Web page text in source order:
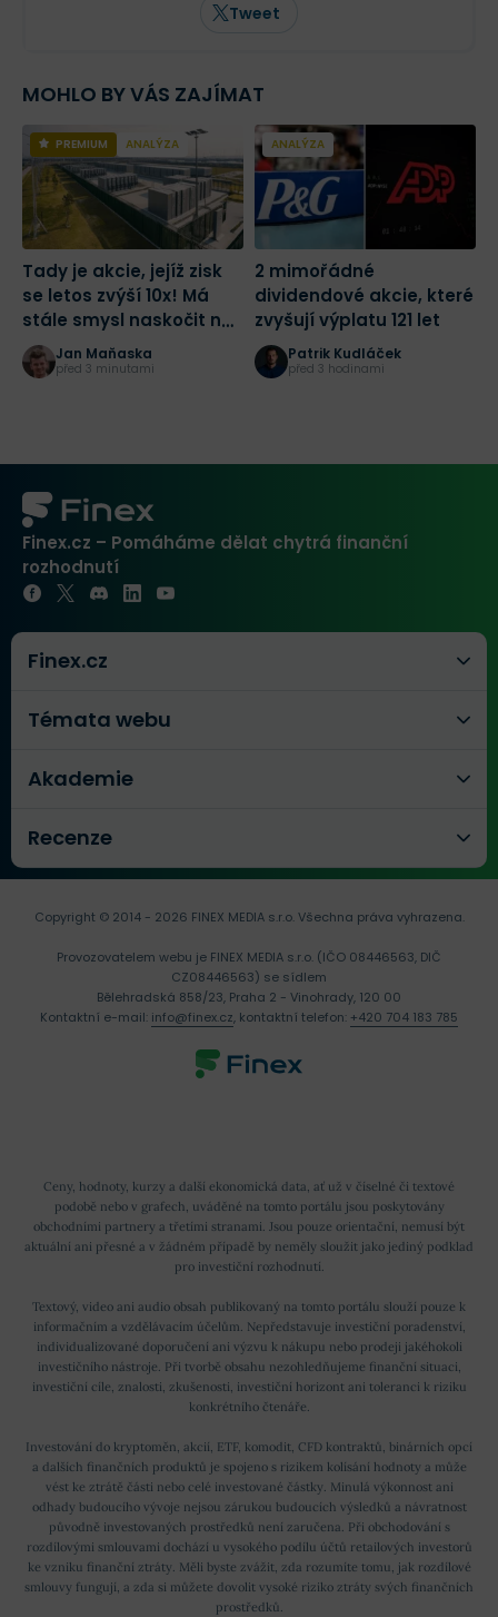
Tweet
MOHLO BY VÁS ZAJÍMAT
PREMIUM ANALÝZA
Tady je akcie, jejíž zisk
se letos zvýší 10x! Má
stále smysl naskočit na
jednu z nejlepších sázek
na AI?
Jan Maňaska
před 3 minutami
ANALÝZA
2 mimořádné
dividendové akcie, které
zvyšují výplatu 121 let
Patrik Kudláček
před 3 hodinami
Finex.cz – Pomáháme dělat chytrá finanční
rozhodnutí
Finex.cz
Témata webu
Akademie
Recenze
Ceny, hodnoty, kurzy a další ekonomická data, ať už v číselné či textové
podobě nebo v grafech, uváděné na tomto portálu jsou poskytovány
obchodními partnery a třetími stranami. Jsou pouze orientační, nemusí být
aktuální ani přesné a v žádném případě by neměly sloužit jako jediný podklad
pro investiční rozhodnutí.
Textový, video ani audio obsah publikovaný na tomto portálu slouží pouze k
informačním a vzdělávacím účelům. Nepředstavuje investiční poradenství,
individualizované doporučení ani výzvu k nákupu nebo prodeji jakéhokoli
investičního nástroje. Při tvorbě obsahu nezohledňujeme finanční situaci,
investiční cíle, znalosti, zkušenosti, investiční horizont ani toleranci k riziku
konkrétního čtenáře.
Investování do kryptoměn, akcií, ETF, komodit, CFD kontraktů, binárních opcí
a dalších finančních produktů je spojeno s rizikem kolísání hodnoty a může
vést ke ztrátě části nebo celé investované částky. Minulá výkonnost ani
odhady budoucího vývoje nejsou zárukou budoucích výsledků a návratnost
původně investovaných prostředků není zaručena. Při obchodování s
rozdílovými smlouvami dochází u vysokého podílu účtů retailových investorů
ke vzniku finanční ztráty. Měli byste zvážit, zda rozumíte tomu, jak rozdílové
smlouvy fungují, a zda si můžete dovolit vysoké riziko ztráty svých finančních
prostředků.
Copyright © 2014 - 2026 FINEX MEDIA s.r.o.Všechna práva vyhrazena.
Provozovatelem webu je FINEX MEDIA s.r.o. (IČO 08446563, DIČ
CZ08446563) se sídlem
Bělehradská 858/23, Praha 2 - Vinohrady, 120 00
Kontaktní e-mail: info@finex.cz, kontaktní telefon: +420 704 183 785